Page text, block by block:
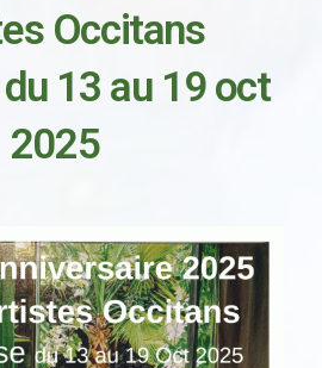
Occitans
13 au 19 oct
2025